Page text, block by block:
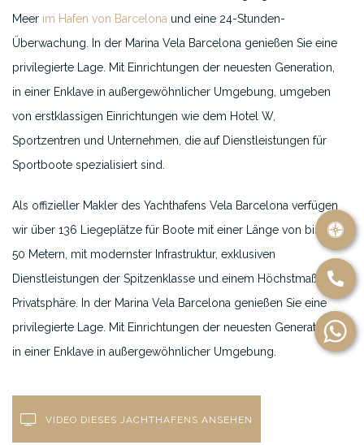
Meer im Hafen von Barcelona und eine 24-Stunden-
Überwachung. In der Marina Vela Barcelona genießen Sie eine
privilegierte Lage. Mit Einrichtungen der neuesten Generation,
in einer Enklave in außergewöhnlicher Umgebung, umgeben
von erstklassigen Einrichtungen wie dem Hotel W,
Sportzentren und Unternehmen, die auf Dienstleistungen für
Sportboote spezialisiert sind.
Als offizieller Makler des Yachthafens Vela Barcelona verfügen
wir über 136 Liegeplätze für Boote mit einer Länge von bis zu
50 Metern, mit modernster Infrastruktur, exklusiven
Dienstleistungen der Spitzenklasse und einem Höchstmaß an
Privatsphäre. In der Marina Vela Barcelona genießen Sie eine
privilegierte Lage. Mit Einrichtungen der neuesten Generation,
in einer Enklave in außergewöhnlicher Umgebung.
VIDEO DIESES JACHTHAFENS ANSEHEN